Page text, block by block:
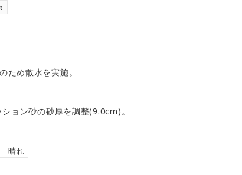
ため散水を実施。
ョン砂の砂厚を調整(9.0cm)。
晴れ